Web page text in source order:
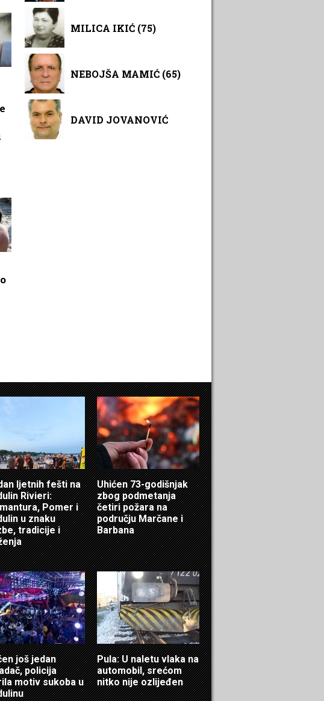
MILICA IKIĆ (75)
NEBOJŠA MAMIĆ (65)
DAVID JOVANOVIĆ
ljetnih fešti na
Rivieri:
Pomer i
u znaku
tradicije i
Uhićen 73-godišnjak
zbog podmetanja
četiri požara na
području Marčane i
Barbana
još jedan
policija
motiv sukoba u
Pula: U naletu vlaka na
automobil, srećom
nitko nije ozlijeđen